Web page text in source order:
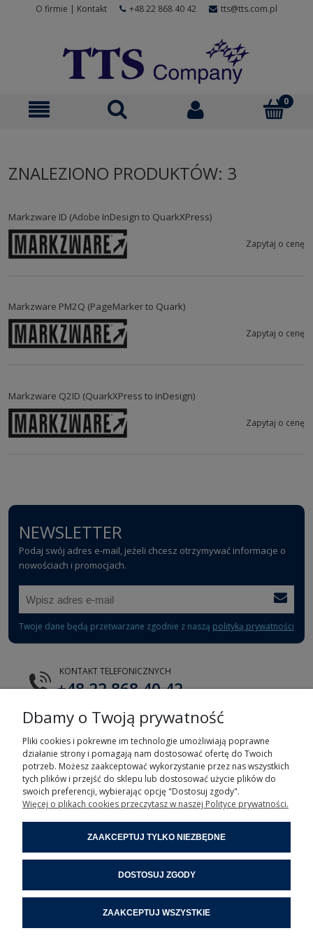
O firmie | Kontakt +48 22 868 40 42 tts@tts.com.pl
ZNALEZIONO PRODUKTÓW: 3
Markzware ID (Adobe InDesign to QuarkXPress)
Zapytaj o cenę
Markzware PM2Q (PageMarker to Quark)
Zapytaj o cenę
Markzware Q2ID (QuarkXPress to InDesign)
Zapytaj o cenę
NEWSLETTER
Podaj swój adres e-mail, jeżeli chcesz otrzymywać informacje o
nowościach i promocjach.
Twoje dane będą przetwarzane zgodnie z naszą polityką prywatności
KONTAKT TELEFONICZNYCH
+48 22 868 40 42
E-MAIL
tts@tts.com.pl
POMOC
INFORMACJE
POMOC ZDALNA
Dbamy o Twoją prywatność
Pliki cookies i pokrewne im technologie umożliwiają poprawne
działanie strony i pomagają nam dostosować ofertę do Twoich
potrzeb. Możesz zaakceptować wykorzystanie przez nas wszystkich
tych plików i przejść do sklepu lub dostosować użycie plików do
swoich preferencji, wybierając opcję "Dostosuj zgody".
Więcej o plikach cookies przeczytasz w naszej Polityce prywatności.
ZAAKCEPTUJ TYLKO NIEZBĘDNE
DOSTOSUJ ZGODY
ZAAKCEPTUJ WSZYSTKIE